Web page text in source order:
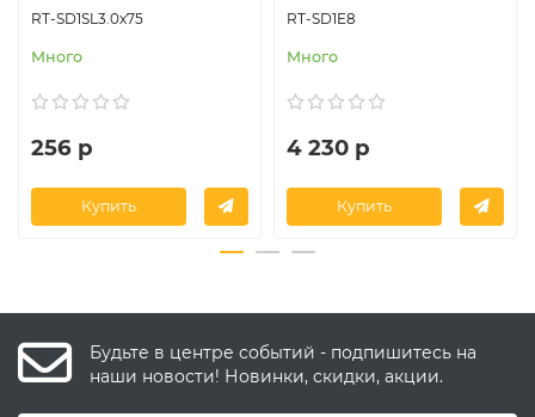
RT-SD1SL3.0x75
Много
256 р
Купить
RT-SD1E8
Много
4 230 р
Купить
Будьте в центре событий - подпишитесь на
наши новости! Новинки, скидки, акции.